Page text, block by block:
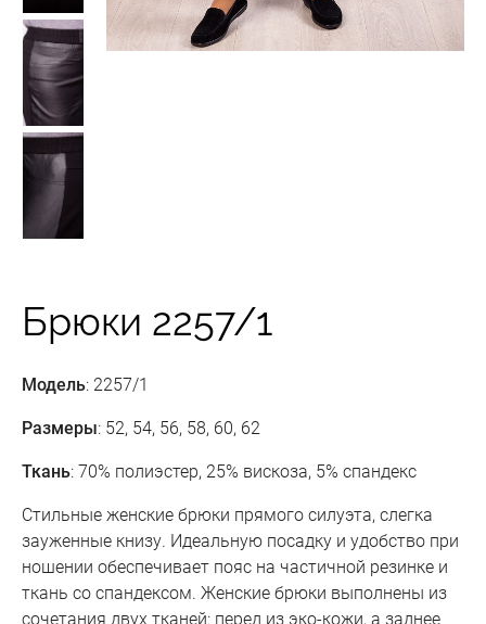
Брюки 2257/1
Модель: 2257/1
Размеры: 52, 54, 56, 58, 60, 62
Ткань: 70% полиэстер, 25% вискоза, 5% спандекс
Стильные женские брюки прямого силуэта, слегка
зауженные книзу. Идеальную посадку и удобство при
ношении обеспечивает пояс на частичной резинке и
ткань со спандексом. Женские брюки выполнены из
сочетания двух тканей: перед из эко-кожи, а заднее